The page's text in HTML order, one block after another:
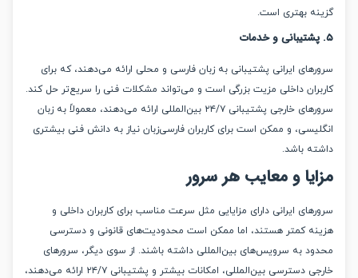
بهتری است.
ایرانی پشتیبانی به زبان فارسی و محلی ارائه می‌دهند، که برای
داخلی مزیت بزرگی است و می‌تواند مشکلات فنی را سریع‌تر حل کند.
سرورهای خارجی پشتیبانی ۲۴/۷ بین‌المللی ارائه می‌دهند، معمولاً به زبان
و ممکن است برای کاربران فارسی‌زبان نیاز به دانش فنی بیشتری
باشد.
و معایب هر سرور
ایرانی دارای مزایایی مثل سرعت مناسب برای کاربران داخلی و
کمتر هستند، اما ممکن است محدودیت‌های قانونی و دسترسی
به سرویس‌های بین‌المللی داشته باشند. از سوی دیگر، سرورهای
خارجی دسترسی بین‌المللی، امکانات بیشتر و پشتیبانی ۲۴/۷ ارائه می‌دهند،